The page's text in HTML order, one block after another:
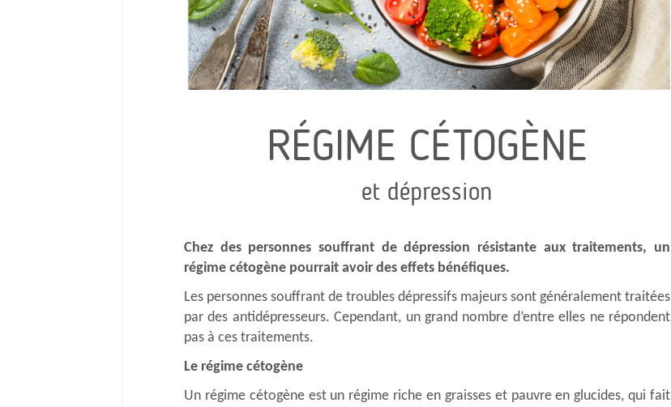
RÉGIME CÉTOGÈNE
et dépression
Chez des personnes souffrant de dépression résistante aux traitements, un
régime cétogène pourrait avoir des effets bénéfiques.
Les personnes souffrant de troubles dépressifs majeurs sont généralement traitées
par des antidépresseurs. Cependant, un grand nombre d’entre elles ne répondent
pas à ces traitements.
Le régime cétogène
Un régime cétogène est un régime riche en graisses et pauvre en glucides, qui fait